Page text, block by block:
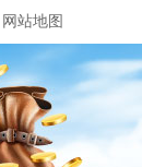
网站地图